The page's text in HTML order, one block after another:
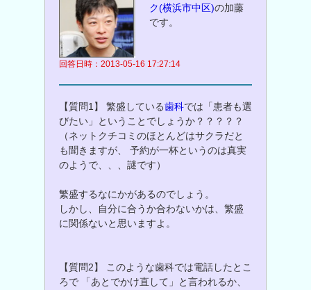
ク(横浜市中区)の加藤
です。
回答日時：2013-05-16 17:27:14
【質問1】 繁盛している歯科では「患者も選
びたい」ということでしょうか？？？？？
（ネットクチコミのほとんどはサクラだと
も聞きますが、 予約が一杯というのは真実
のようで、、、謎です）
繁盛するなにかがあるのでしょう。
しかし、自分に合うか合わないかは、繁盛
に関係ないと思いますよ。
【質問2】 このような歯科では電話したとこ
ろで 「あとでかけ直して」と言われるか、